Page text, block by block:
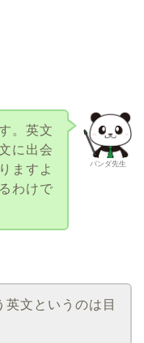
パンダ先生
。英文
に出会
ますよ
わけで
文というのは目